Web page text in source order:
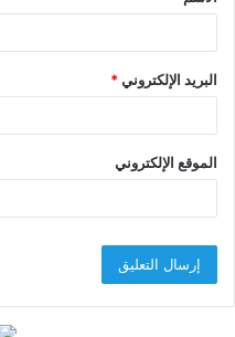
البريد الإلكتروني*
الموقع الإلكتروني